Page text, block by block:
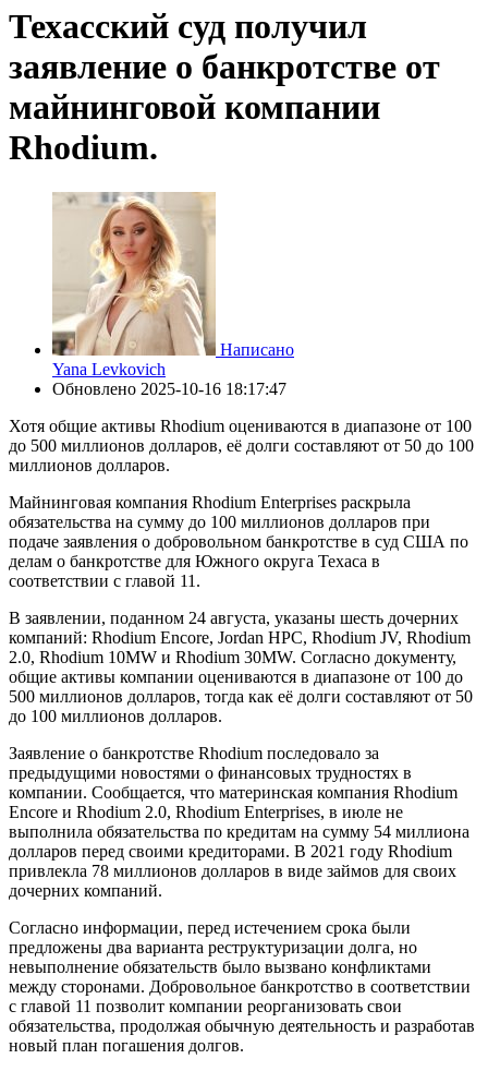
Техасский суд получил
заявление о банкротстве от
майнинговой компании
Rhodium.
Написано
Yana Levkovich
Обновлено 2025-10-16 18:17:47
Хотя общие активы Rhodium оцениваются в диапазоне от 100
до 500 миллионов долларов, её долги составляют от 50 до 100
миллионов долларов.
Майнинговая компания Rhodium Enterprises раскрыла
обязательства на сумму до 100 миллионов долларов при
подаче заявления о добровольном банкротстве в суд США по
делам о банкротстве для Южного округа Техаса в
соответствии с главой 11.
В заявлении, поданном 24 августа, указаны шесть дочерних
компаний: Rhodium Encore, Jordan HPC, Rhodium JV, Rhodium
2.0, Rhodium 10MW и Rhodium 30MW. Согласно документу,
общие активы компании оцениваются в диапазоне от 100 до
500 миллионов долларов, тогда как её долги составляют от 50
до 100 миллионов долларов.
Заявление о банкротстве Rhodium последовало за
предыдущими новостями о финансовых трудностях в
компании. Сообщается, что материнская компания Rhodium
Encore и Rhodium 2.0, Rhodium Enterprises, в июле не
выполнила обязательства по кредитам на сумму 54 миллиона
долларов перед своими кредиторами. В 2021 году Rhodium
привлекла 78 миллионов долларов в виде займов для своих
дочерних компаний.
Согласно информации, перед истечением срока были
предложены два варианта реструктуризации долга, но
невыполнение обязательств было вызвано конфликтами
между сторонами. Добровольное банкротство в соответствии
с главой 11 позволит компании реорганизовать свои
обязательства, продолжая обычную деятельность и разработав
новый план погашения долгов.